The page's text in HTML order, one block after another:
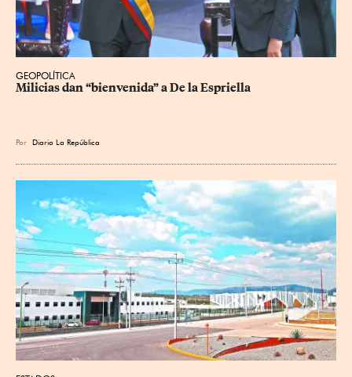
GEOPOLÍTICA
Milicias dan “bienvenida” a De la Espriella
Por Diario La República